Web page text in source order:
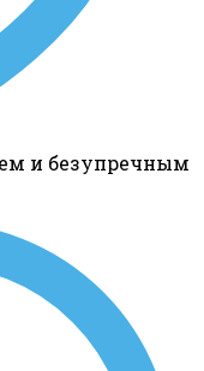
и безупречным